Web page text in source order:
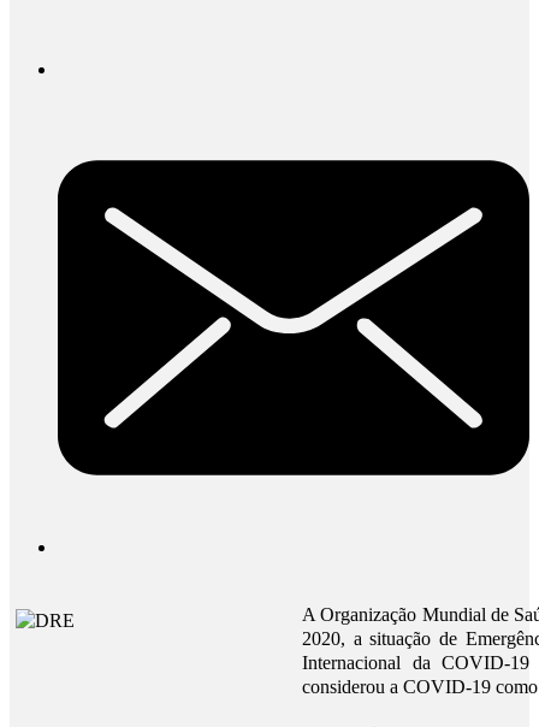
A Organização Mundial de
2020, a situação de
Internacional da COVID-
considerou a COVID‑19